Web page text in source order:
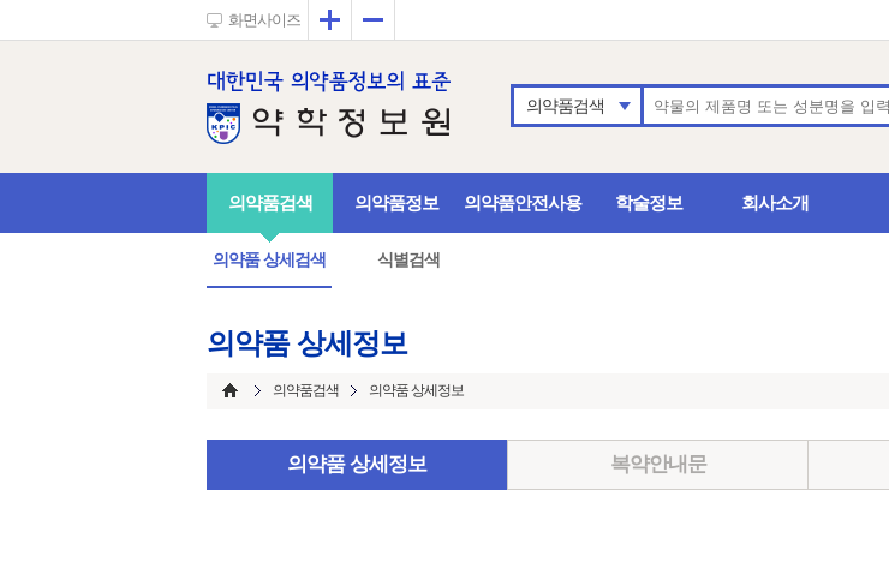
화면사이즈 확대
의약품검색
의약품검색
의약품 상세검색 식별검색
의약품정보 의약품안전사용 학술정보 회사소개
의약품 상세정보
의약품검색 의약품 상세정보
의약품 상세정보 복약안내문